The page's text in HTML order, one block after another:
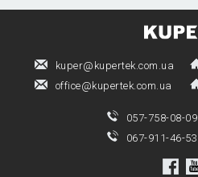
kuper@kupertek.com.ua
office@kupertek.com.ua
057-758-08-09
067-911-46-53